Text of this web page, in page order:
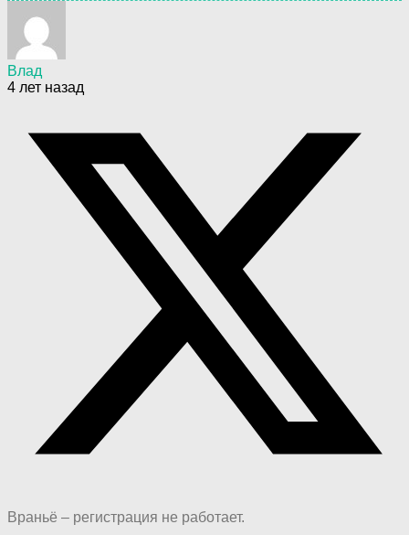
Влад
4 лет назад
Враньё – регистрация не работает.